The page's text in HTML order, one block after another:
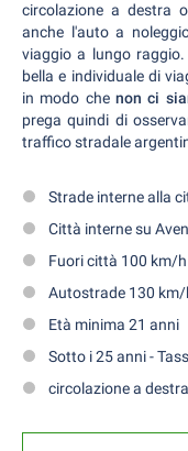
circolazione a destra
anche l'auto a
viaggio a lungo
bella e individuale di
in modo chenon ci
prega quindi di
traffico stradale
Strade interne alla
Città interne su
Fuori città 100 km/h
Autostrade 130 km/
Età minima 21 anni
Sotto i 25 anni -
circolazione a destra